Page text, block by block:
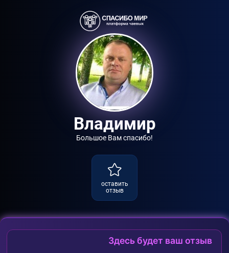
Владимир
Большое Вам спасибо!
оставить
отзыв
Здесь будет ваш отзыв